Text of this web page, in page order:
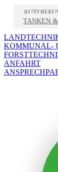
TANKEN
KOMMUNAL-
ANFAHRT